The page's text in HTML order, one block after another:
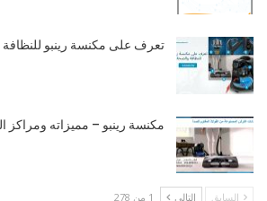
تعرف على مكنسة رينبو
مكنسة رينبو – مميزاته ومراكز
السابق التالي 1 من 278